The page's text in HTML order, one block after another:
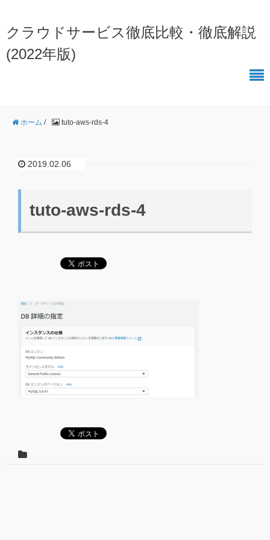
クラウドサービス徹底比較・徹底解説
(2022年版)
ホーム / tuto-aws-rds-4
2019.02.06
tuto-aws-rds-4